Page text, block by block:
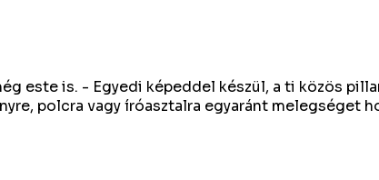
este is. - Egyedi képeddel készül, a ti közös
polcra vagy íróasztalra egyaránt melegséget